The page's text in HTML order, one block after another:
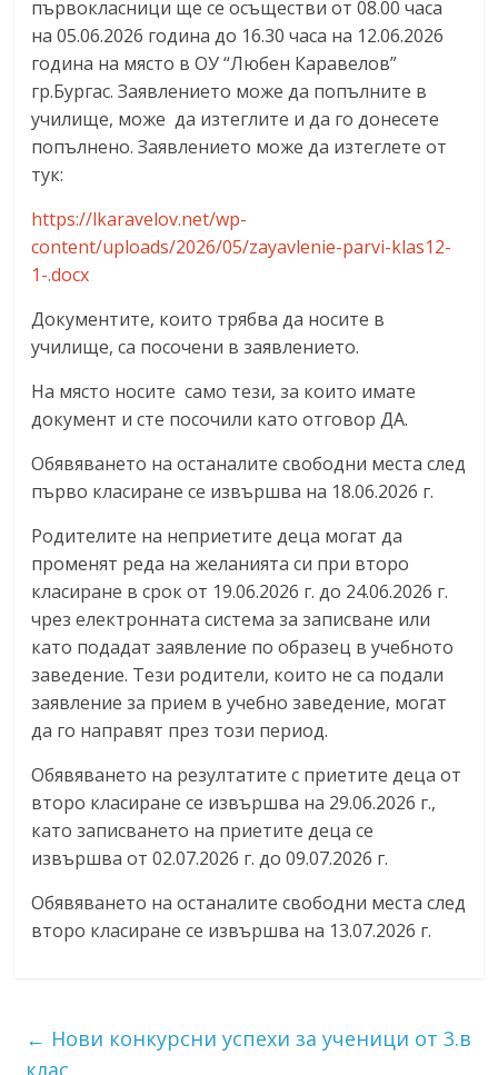
първокласници ще се осъществи от 08.00 часа
на 05.06.2026 година до 16.30 часа на 12.06.2026
година на място в ОУ “Любен Каравелов”
гр.Бургас. Заявлението може да попълните в
училище, може да изтеглите и да го донесете
попълнено. Заявлението може да изтеглете от
тук:
https://lkaravelov.net/wp-
content/uploads/2026/05/zayavlenie-parvi-klas12-
1-.docx
Документите, които трябва да носите в
училище, са посочени в заявлението.
На място носите само тези, за които имате
документ и сте посочили като отговор ДА.
Обявяването на останалите свободни места след
първо класиране се извършва на 18.06.2026 г.
Родителите на неприетите деца могат да
променят реда на желанията си при второ
класиране в срок от 19.06.2026 г. до 24.06.2026 г.
чрез електронната система за записване или
като подадат заявление по образец в учебното
заведение. Тези родители, които не са подали
заявление за прием в учебно заведение, могат
да го направят през този период.
Обявяването на резултатите с приетите деца от
второ класиране се извършва на 29.06.2026 г.,
като записването на приетите деца се
извършва от 02.07.2026 г. до 09.07.2026 г.
Обявяването на останалите свободни места след
второ класиране се извършва на 13.07.2026 г.
← Нови конкурсни успехи за ученици от 3.в
клас